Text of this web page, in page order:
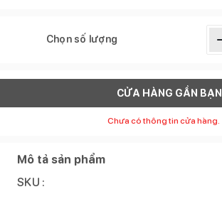
Chọn số lượng
CỬA HÀNG GẦN BẠN
Chưa có thông tin cửa hàng.
Mô tả sản phẩm
SKU :